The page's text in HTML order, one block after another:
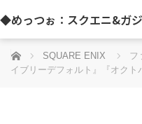
◆めっつぉ：スクエニ&ガ
ホーム SQUARE ENIX
フ
イブリーデフォルト』『オクト